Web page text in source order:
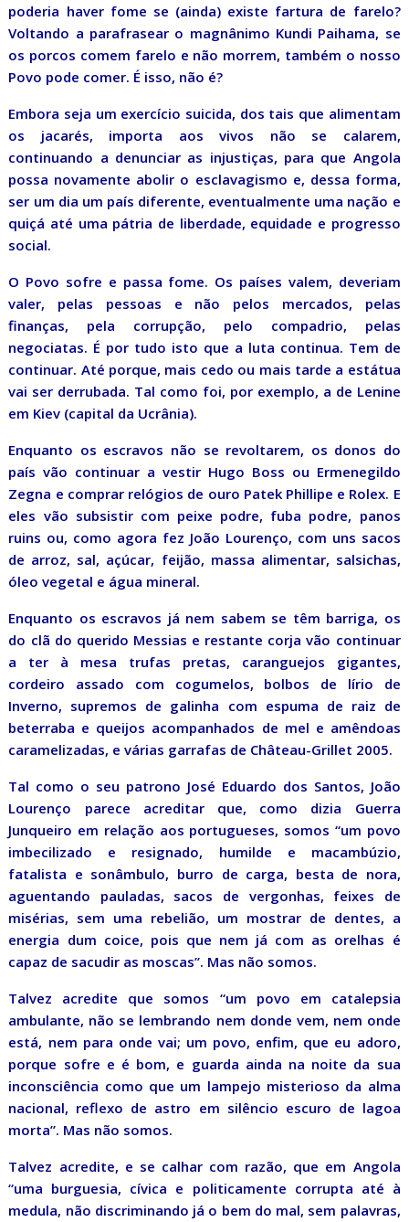
poderia haver fome se (ainda) existe fartura de farelo?
Voltando a parafrasear o magnânimo Kundi Paihama, se
os porcos comem farelo e não morrem, também o nosso
Povo pode comer. É isso, não é?
Embora seja um exercício suicida, dos tais que alimentam
os jacarés, importa aos vivos não se calarem,
continuando a denunciar as injustiças, para que Angola
possa novamente abolir o esclavagismo e, dessa forma,
ser um dia um país diferente, eventualmente uma nação e
quiçá até uma pátria de liberdade, equidade e progresso
social.
O Povo sofre e passa fome. Os países valem, deveriam
valer, pelas pessoas e não pelos mercados, pelas
finanças, pela corrupção, pelo compadrio, pelas
negociatas. É por tudo isto que a luta continua. Tem de
continuar. Até porque, mais cedo ou mais tarde a estátua
vai ser derrubada. Tal como foi, por exemplo, a de Lenine
em Kiev (capital da Ucrânia).
Enquanto os escravos não se revoltarem, os donos do
país vão continuar a vestir Hugo Boss ou Ermenegildo
Zegna e comprar relógios de ouro Patek Phillipe e Rolex. E
eles vão subsistir com peixe podre, fuba podre, panos
ruins ou, como agora fez João Lourenço, com uns sacos
de arroz, sal, açúcar, feijão, massa alimentar, salsichas,
óleo vegetal e água mineral.
Enquanto os escravos já nem sabem se têm barriga, os
do clã do querido Messias e restante corja vão continuar
a ter à mesa trufas pretas, caranguejos gigantes,
cordeiro assado com cogumelos, bolbos de lírio de
Inverno, supremos de galinha com espuma de raiz de
beterraba e queijos acompanhados de mel e amêndoas
caramelizadas, e várias garrafas de Château-Grillet 2005.
Tal como o seu patrono José Eduardo dos Santos, João
Lourenço parece acreditar que, como dizia Guerra
Junqueiro em relação aos portugueses, somos “um povo
imbecilizado e resignado, humilde e macambúzio,
fatalista e sonâmbulo, burro de carga, besta de nora,
aguentando pauladas, sacos de vergonhas, feixes de
misérias, sem uma rebelião, um mostrar de dentes, a
energia dum coice, pois que nem já com as orelhas é
capaz de sacudir as moscas”. Mas não somos.
Talvez acredite que somos “um povo em catalepsia
ambulante, não se lembrando nem donde vem, nem onde
está, nem para onde vai; um povo, enfim, que eu adoro,
porque sofre e é bom, e guarda ainda na noite da sua
inconsciência como que um lampejo misterioso da alma
nacional, reflexo de astro em silêncio escuro de lagoa
morta”. Mas não somos.
Talvez acredite, e se calhar com razão, que em Angola
“uma burguesia, cívica e politicamente corrupta até à
medula, não discriminando já o bem do mal, sem palavras,